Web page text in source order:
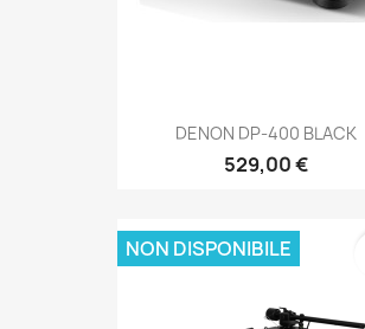
DENON DP-400 BLACK
529,00 €
NON DISPONIBILE